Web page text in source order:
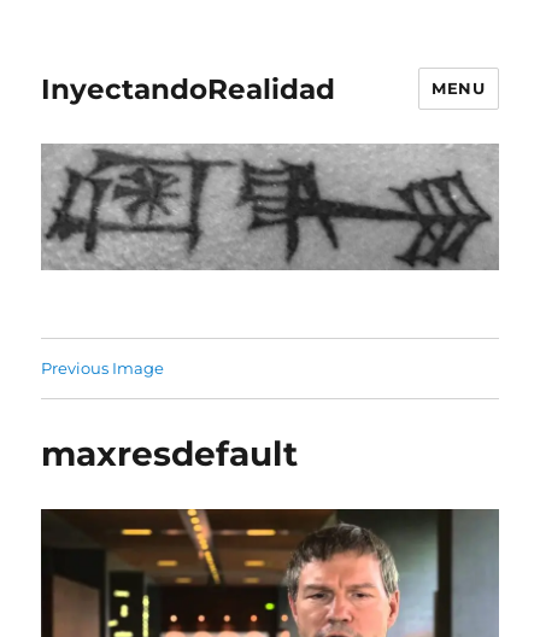
InyectandoRealidad MENU
Previous Image
maxresdefault